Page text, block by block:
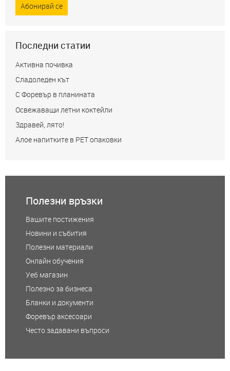
Абонирай се
Последни статии
Активна почивка
Сладоледен кът
С Форевър в планината
Освежаващи летни коктейли
Здравей, лято!
Алое напитките в РЕТ опаковки
Полезни връзки
Вашите постижения
Новини и събития
Полезни материали
Онлайн обучения
Уеб магазин
Полезно за бизнеса
Бланки и документи
Форевър аксесоари
Често задавани въпроси